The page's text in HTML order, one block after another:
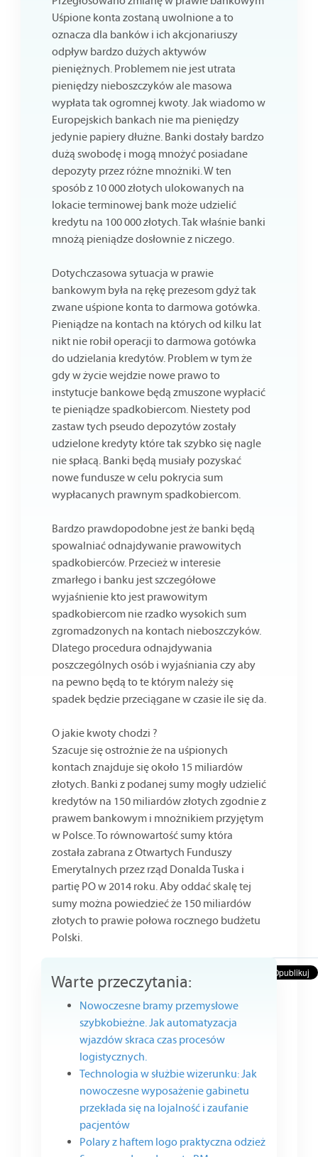
Uśpione konta zostaną uwolnione a to
oznacza dla banków i ich akcjonariuszy
odpływ bardzo dużych aktywów
pieniężnych. Problemem nie jest utrata
pieniędzy nieboszczyków ale masowa
wypłata tak ogromnej kwoty. Jak wiadomo w
Europejskich bankach nie ma pieniędzy
jedynie papiery dłużne. Banki dostały bardzo
dużą swobodę i mogą mnożyć posiadane
depozyty przez różne mnożniki. W ten
sposób z 10 000 złotych ulokowanych na
lokacie terminowej bank może udzielić
kredytu na 100 000 złotych. Tak właśnie banki
mnożą pieniądze dosłownie z niczego.
Dotychczasowa sytuacja w prawie
bankowym była na rękę prezesom gdyż tak
zwane uśpione konta to darmowa gotówka.
Pieniądze na kontach na których od kilku lat
nikt nie robił operacji to darmowa gotówka
do udzielania kredytów. Problem w tym że
gdy w życie wejdzie nowe prawo to
instytucje bankowe będą zmuszone wypłacić
te pieniądze spadkobiercom. Niestety pod
zastaw tych pseudo depozytów zostały
udzielone kredyty które tak szybko się nagle
nie spłacą. Banki będą musiały pozyskać
nowe fundusze w celu pokrycia sum
wypłacanych prawnym spadkobiercom.
Bardzo prawdopodobne jest że banki będą
spowalniać odnajdywanie prawowitych
spadkobierców. Przecież w interesie
zmarłego i banku jest szczegółowe
wyjaśnienie kto jest prawowitym
spadkobiercom nie rzadko wysokich sum
zgromadzonych na kontach nieboszczyków.
Dlatego procedura odnajdywania
poszczególnych osób i wyjaśniania czy aby
na pewno będą to te którym należy się
spadek będzie przeciągane w czasie ile się da.
O jakie kwoty chodzi ?
Szacuje się ostrożnie że na uśpionych
kontach znajduje się około 15 miliardów
złotych. Banki z podanej sumy mogły udzielić
kredytów na 150 miliardów złotych zgodnie z
prawem bankowym i mnożnikiem przyjętym
w Polsce. To równowartość sumy która
została zabrana z Otwartych Funduszy
Emerytalnych przez rząd Donalda Tuska i
partię PO w 2014 roku. Aby oddać skalę tej
sumy można powiedzieć że 150 miliardów
złotych to prawie połowa rocznego budżetu
Polski.
Warte przeczytania:
Nowoczesne bramy przemysłowe
szybkobieżne. Jak automatyzacja
wjazdów skraca czas procesów
logistycznych.
Technologia w służbie wizerunku: Jak
nowoczesne wyposażenie gabinetu
przekłada się na lojalność i zaufanie
pacjentów
Polary z haftem logo praktyczna odzież